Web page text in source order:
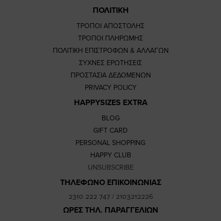
ΠΟΛΙΤΙΚΗ
ΤΡΟΠΟΙ ΑΠΟΣΤΟΛΗΣ
ΤΡΟΠΟΙ ΠΛΗΡΩΜΗΣ
ΠΟΛΙΤΙΚΗ ΕΠΙΣΤΡΟΦΩΝ & ΑΛΛΑΓΩΝ
ΣΥΧΝΕΣ ΕΡΩΤΗΣΕΙΣ
ΠΡΟΣΤΑΣΙΑ ΔΕΔΟΜΕΝΩΝ
PRIVACY POLICY
HAPPYSIZES EXTRA
BLOG
GIFT CARD
PERSONAL SHOPPING
HAPPY CLUB
UNSUBSCRIBE
ΤΗΛΕΦΩΝΟ ΕΠΙΚΟΙΝΩΝΙΑΣ
2310 222 747/ 2103212226
ΩΡΕΣ ΤΗΛ. ΠΑΡΑΓΓΕΛΙΩΝ